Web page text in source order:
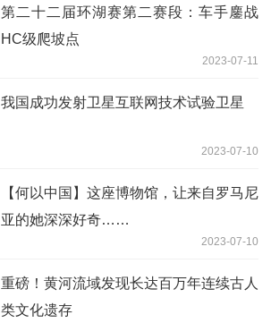
第二十二届环湖赛第二赛段：车手鏖战
HC级爬坡点
2023-07-11
我国成功发射卫星互联网技术试验卫星
2023-07-10
【何以中国】这座博物馆，让来自罗马尼
亚的她深深好奇……
2023-07-10
重磅！黄河流域发现长达百万年连续古人
类文化遗存